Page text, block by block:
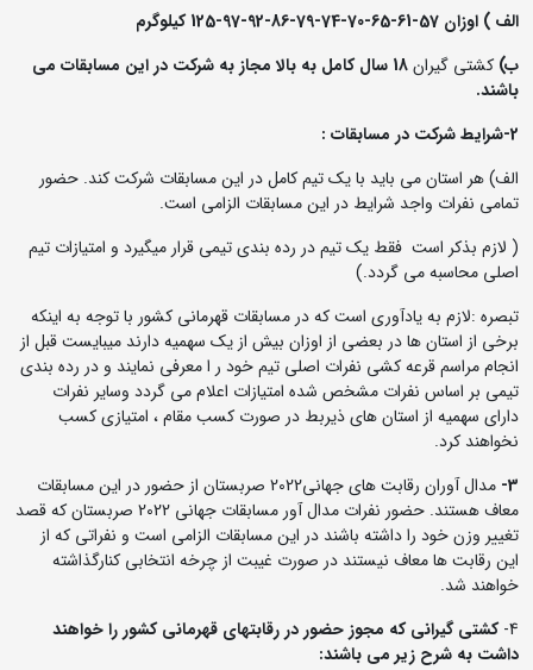
الف ) اوزان 57-61-65-70-74-79-86-92-97-125 کیلوگرم
ب) کشتی گیران
18 سال کامل به بالا مجاز به شرکت در این مسابقات می
باشند.
2-شرایط شرکت در مسابقات :
الف) هر استان می باید با یک تیم کامل در این مسابقات شرکت کند. حضور
تمامی نفرات واجد شرایط در این مسابقات الزامی است.
( لازم بذکر است فقط یک تیم در رده بندی تیمی قرار میگیرد و امتیازات تیم
اصلی محاسبه می گردد.)
تبصره :لازم به یادآوری است که در مسابقات قهرمانی کشور با توجه به اینکه
برخی از استان ها در بعضی از اوزان بیش از یک سهمیه دارند میبایست قبل از
انجام مراسم قرعه کشی نفرات اصلی تیم خود ر ا معرفی نمایند و در رده بندی
تیمی بر اساس نفرات مشخص شده امتیازات اعلام می گردد وسایر نفرات
دارای سهمیه از استان های ذیربط در صورت کسب مقام ، امتیازی کسب
نخواهند کرد.
3-
مدال آوران رقابت های جهانی2022 صربستان از حضور در این مسابقات
معاف هستند. حضور نفرات مدال آور مسابقات جهانی 2022 صربستان که قصد
تغییر وزن خود را داشته باشند در این مسابقات الزامی است و نفراتی که از
این رقابت ها معاف نیستند در صورت غیبت از چرخه انتخابی کنارگذاشته
خواهند شد.
4- کشتی گیرانی که مجوز حضور در رقابتهای قهرمانی کشور را خواهند
داشت به شرح زیر می باشند: